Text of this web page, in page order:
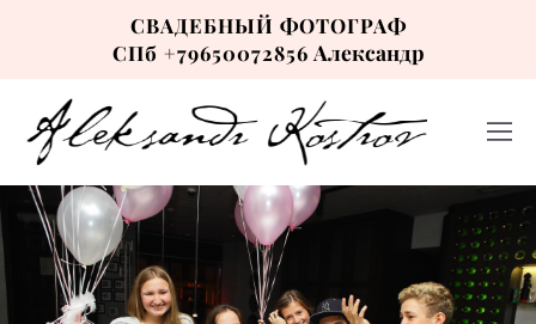
СВАДЕБНЫЙ ФОТОГРАФ
СПб +79650072856 Александр